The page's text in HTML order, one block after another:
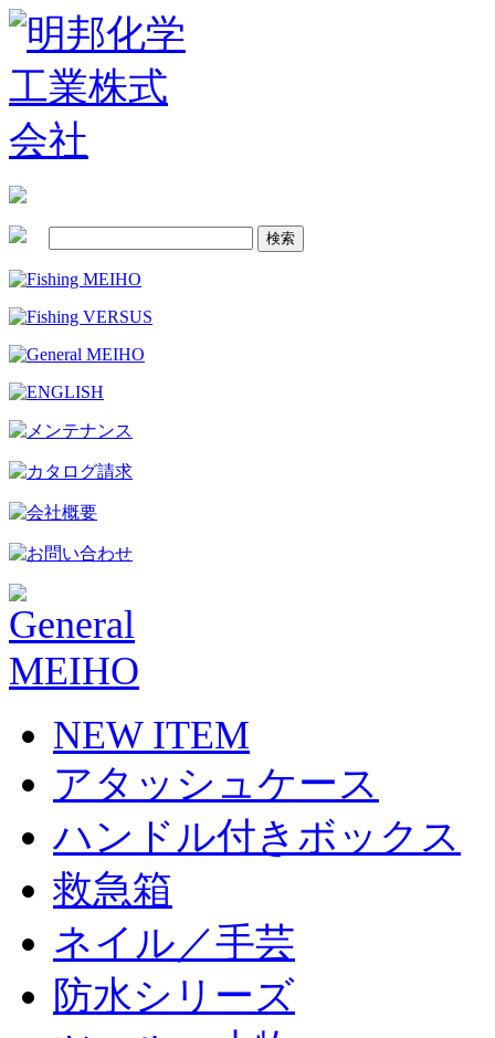
NEW ITEM
アタッシュケース
ハンドル付きボックス
救急箱
ネイル／手芸
防水シリーズ